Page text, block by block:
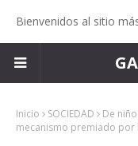
Bienvenidos al sitio
Inicio SOCIEDAD
De
mecanismo premiado por